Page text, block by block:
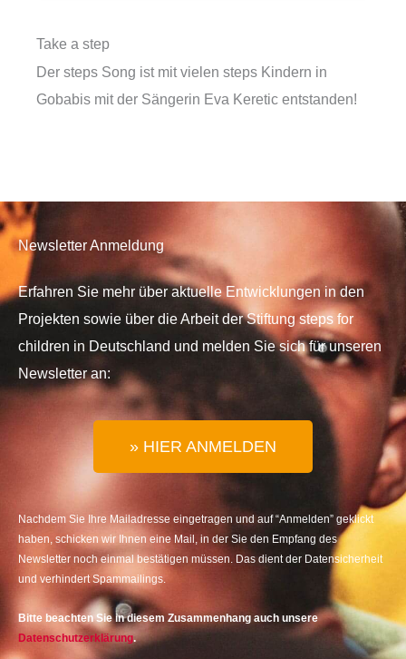
Take a step
Der steps Song ist mit vielen steps Kindern in
Gobabis mit der Sängerin Eva Keretic entstanden!
Newsletter Anmeldung
Erfahren Sie mehr über aktuelle Entwicklungen in den
Projekten sowie über die Arbeit der Stiftung steps for
children in Deutschland und melden Sie sich für unseren
Newsletter an:
» HIER ANMELDEN
Nachdem Sie Ihre Mailadresse eingetragen und auf “Anmelden” geklickt
haben, schicken wir Ihnen eine Mail, in der Sie den Empfang des
Newsletter noch einmal bestätigen müssen. Das dient der Datensicherheit
und verhindert Spammailings.
Bitte beachten Sie in diesem Zusammenhang auch unsere
Datenschutzerklärung.